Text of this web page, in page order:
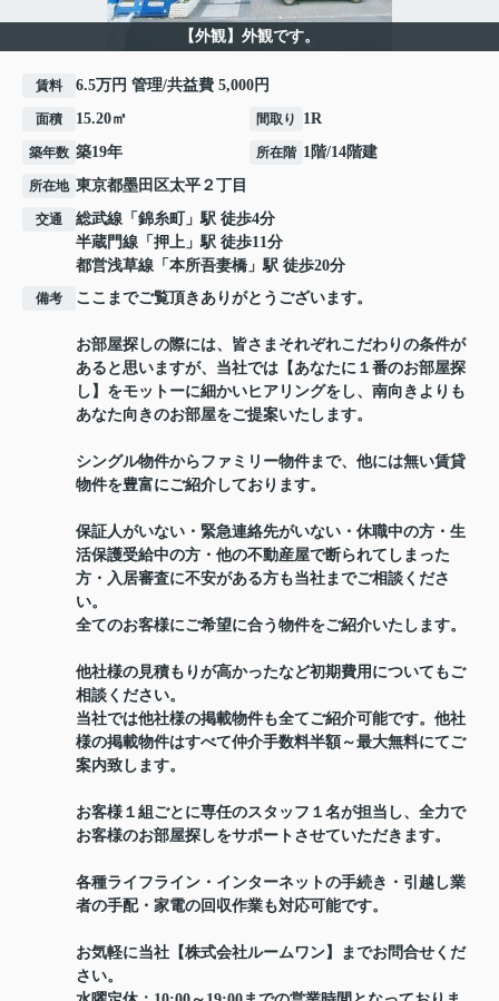
【外観】外観です。
賃料 6.5万円 管理/共益費 5,000円
面積 15.20㎡ 間取り 1R
築年数 築19年 所在階 1階/14階建
所在地 東京都墨田区太平 ２丁目
交通 総武線 「 錦糸町
」駅 徒歩4分
半蔵門線 「 押上 」駅 徒歩11分
都営浅草線 「 本所吾妻橋 」駅 徒歩20分
備考 ここまでご覧頂きありがとうございます。
お部屋探しの際には、皆さまそれぞれこだわりの条件が
あると思いますが、当社では【あなたに１番のお部屋探
し】をモットーに細かいヒアリングをし、南向きよりも
あなた向きのお部屋をご提案いたします。
シングル物件からファミリー物件まで、他には無い賃貸
物件を豊富にご紹介しております。
保証人がいない・緊急連絡先がいない・休職中の方・生
活保護受給中の方・他の不動産屋で断られてしまった
方・入居審査に不安がある方も当社までご相談くださ
い。
全てのお客様にご希望に合う物件をご紹介いたします。
他社様の見積もりが高かったなど初期費用についてもご
相談ください。
当社では他社様の掲載物件も全てご紹介可能です。他社
様の掲載物件はすべて仲介手数料半額～最大無料にてご
案内致します。
お客様１組ごとに専任のスタッフ１名が担当し、全力で
お客様のお部屋探しをサポートさせていただきます。
各種ライフライン・インターネットの手続き・引越し業
者の手配・家電の回収作業も対応可能です。
お気軽に当社【株式会社ルームワン】までお問合せくだ
さい。